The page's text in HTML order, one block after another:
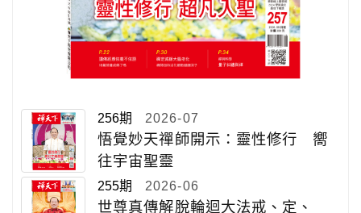
256期 2026-07
悟覺妙天禪師開示：靈性修行 嚮
往宇宙聖靈
255期 2026-06
世尊真傳解脫輪迴大法戒、定、